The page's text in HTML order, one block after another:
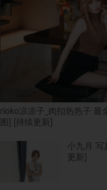
rioko凉凉子_肉扣热热子 最
图] [持续更新]
小九月 写
更新]